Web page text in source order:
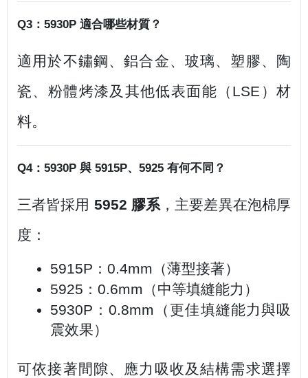
Q3：5930P 適合哪些材質？
適用於不鏽鋼、鋁合金、玻璃、塑膠、陶
瓷、粉體烤漆及其他低表面能（LSE）材
料。
Q4：5930P 與 5915P、5925 有何不同？
三者皆採用 5952 膠系 ，主要差異在泡棉厚
度：
5915P：0.4mm （薄型接著）
5925：0.6mm （中等填縫能力）
5930P：0.8mm （更佳填縫能力與吸
震效果）
可依接著間隙、應力吸收及結構需求選擇